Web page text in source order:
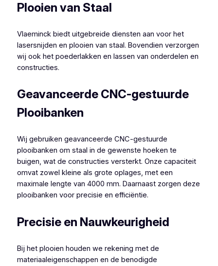
Plooien van Staal
Vlaeminck biedt uitgebreide diensten aan voor het
lasersnijden en plooien van staal. Bovendien verzorgen
wij ook het poederlakken en lassen van onderdelen en
constructies.
Geavanceerde CNC-gestuurde
Plooibanken
Wij gebruiken geavanceerde CNC-gestuurde
plooibanken om staal in de gewenste hoeken te
buigen, wat de constructies versterkt. Onze capaciteit
omvat zowel kleine als grote oplages, met een
maximale lengte van 4000 mm. Daarnaast zorgen deze
plooibanken voor precisie en efficiëntie.
Precisie en Nauwkeurigheid
Bij het plooien houden we rekening met de
materiaaleigenschappen en de benodigde